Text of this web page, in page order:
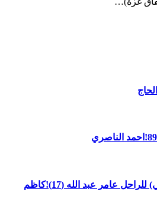
اوراق (من دفتر مذكراتي) للراحل عامر عبد الله (17)!كاظم